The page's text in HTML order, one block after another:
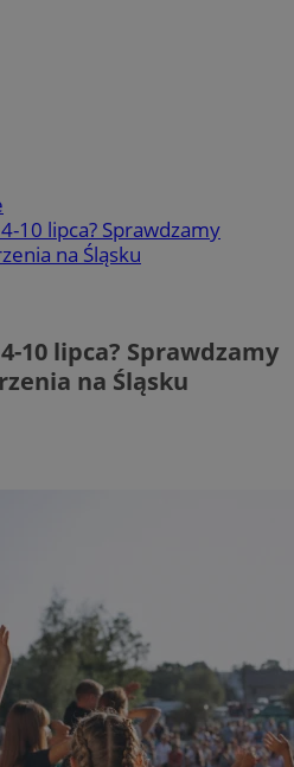
10 lipca? Sprawdzamy
na Śląsku
10 lipca? Sprawdzamy
na Śląsku